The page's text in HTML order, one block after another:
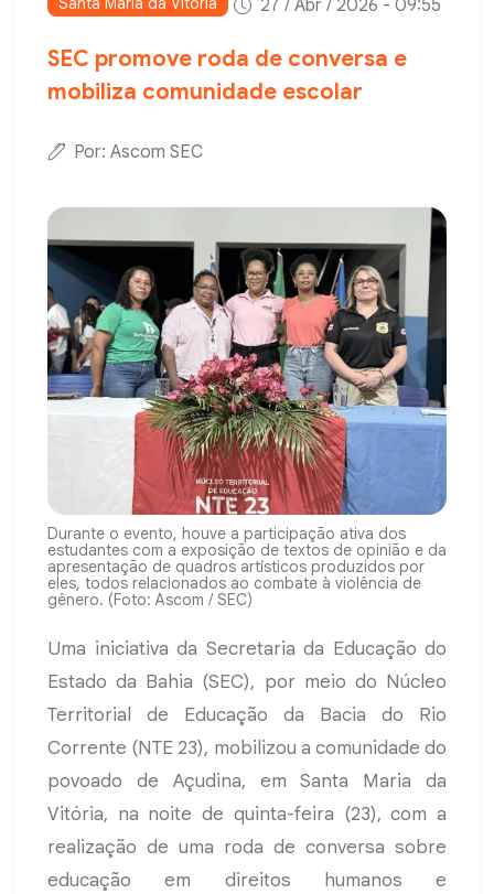
27 / Abr / 2026 - 09:55
SEC promove roda de conversa e
mobiliza comunidade escolar
Por: Ascom SEC
Durante o evento, houve a participação ativa dos
estudantes com a exposição de textos de opinião e da
apresentação de quadros artísticos produzidos por
eles, todos relacionados ao combate à violência de
gênero. (Foto: Ascom / SEC)
Uma iniciativa da Secretaria da Educação do
Estado da Bahia (SEC), por meio do Núcleo
Territorial de Educação da Bacia do Rio
Corrente (NTE 23), mobilizou a comunidade do
povoado de Açudina, em Santa Maria da
Vitória, na noite de quinta-feira (23), com a
realização de uma roda de conversa sobre
educação em direitos humanos e